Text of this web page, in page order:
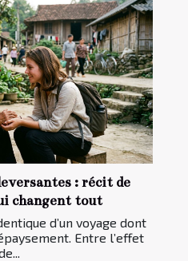
: récit de
changent tout
d’un voyage dont
Entre l’effet